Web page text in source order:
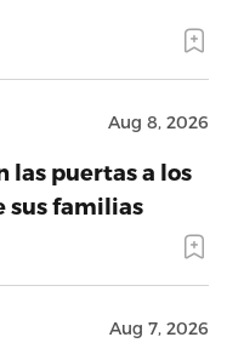
Aug 8, 2026
las puertas a los
sus familias
Aug 7, 2026